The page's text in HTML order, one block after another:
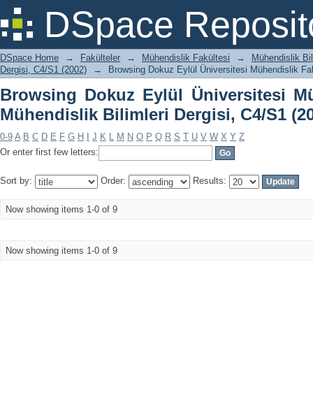
DSpace
Browsing Dokuz Eylül Üniversitesi
Dergisi, C4/S1 (2002) by Title
DSpace Home → Fakülteler → Mühendislik Fakültesi →
Mühendislik
Dergisi, C4/S1 (2002)
→ Browsing Dokuz Eylül Üniversitesi Mühendislik
Browsing Dokuz Eylül Üniversitesi
Mühendislik Bilimleri Dergisi, C4/S1
0-9 A B C D E F G H J K L M N O P Q R S T U V W X Y Z
Or enter first few letters:
Sort by: Order: Results:
Now showing items 1-0 of 9
Now showing items 1-0 of 9